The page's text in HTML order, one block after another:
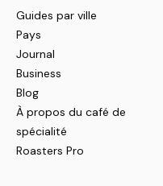
Guides par ville
Pays
Journal
Business
Blog
À propos du café de
spécialité
Roasters Pro